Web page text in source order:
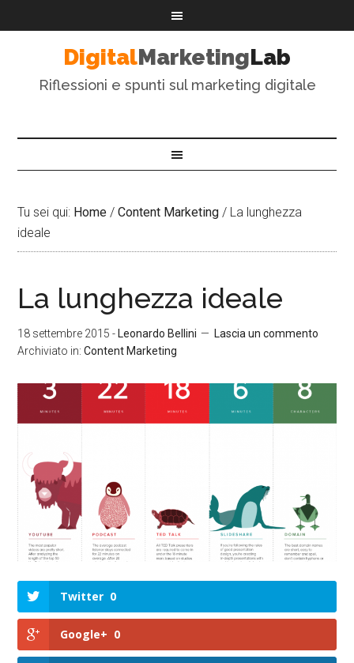
DigitalMarketingLab
Riflessioni e spunti sul marketing digitale
Tu sei qui: Home / Content Marketing / La lunghezza
ideale
La lunghezza ideale
18 settembre 2015 - Leonardo Bellini
Lascia un commento
Archiviato in:Content Marketing
Twitter 0
Google+ 0